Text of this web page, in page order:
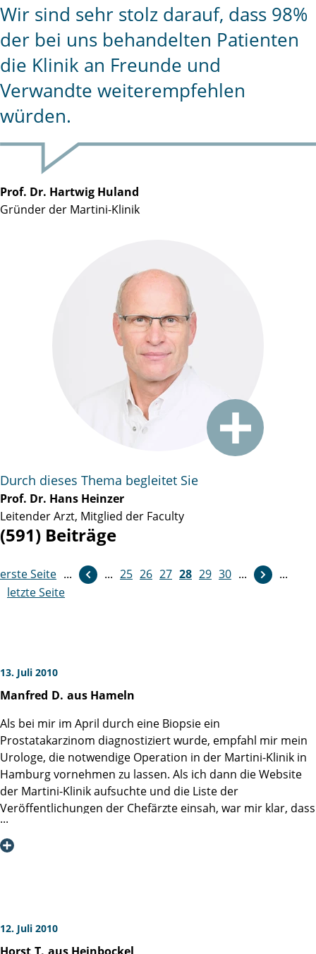
Wir sind sehr stolz darauf, dass 98%
der bei uns behandelten Patienten
die Klinik an Freunde und
Verwandte weiterempfehlen
würden.
Prof. Dr. Hartwig Huland
Gründer der Martini-Klinik
Durch dieses Thema begleitet Sie
Prof. Dr. Hans Heinzer
Leitender Arzt, Mitglied der Faculty
(591) Beiträge
erste Seite ... ... 25 26 27 28 29 30 ...
weiter
...
letzte Seite
13. Juli 2010
Manfred D. aus Hameln
Als bei mir im April durch eine Biopsie ein
Prostatakarzinom diagnostiziert wurde, empfahl mir mein
Urologe, die notwendige Operation in der Martini-Klinik in
Hamburg vornehmen zu lassen. Als ich dann die Website
der Martini-Klinik aufsuchte und die Liste der
Veröffentlichungen der Chefärzte einsah, war mir klar, dass
ich wirklich in einem Prostatakrebs-Kompetenzzentrum
behandelt werden würde. Den guten Rat meines Neffen
las, wurde mir bewußt, dass für meine notwendig
gewordene Operation (radikale retropubische
12. Juli 2010